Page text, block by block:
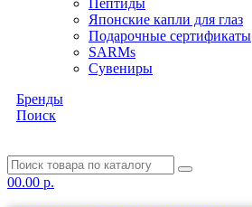
Японские капли для глаз
Подарочные сертификаты
SARMs
Сувениры
Бренды
Поиск
00.00 р.